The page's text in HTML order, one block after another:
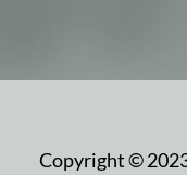
Copyright ©